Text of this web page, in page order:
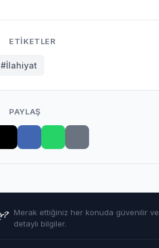
ETIKETLER
#İlahiyat
PAYLAŞ
Merak ettiğiniz her konuda güvenilir ve
detaylı bilgiler.